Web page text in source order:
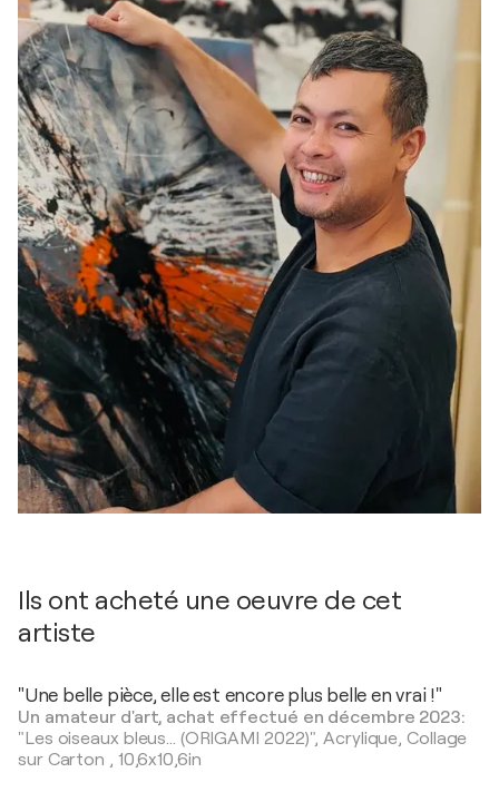
Ils ont acheté une oeuvre de cet
artiste
"Une belle pièce, elle est encore plus belle en vrai !"
Un amateur d'art, achat effectué en décembre 2023:
"Les oiseaux bleus... (ORIGAMI 2022)",Acrylique, Collage
sur Carton , 10,6x10,6in